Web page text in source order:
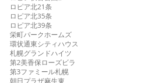
ロピア北21条
ロピア北35条
ロピア北39条
栄町パークホームズ
環状通東シティハウス
札幌グランドハイツ
第2美香保ローズビラ
第3ファミール札幌
朝日プラザ麻生東